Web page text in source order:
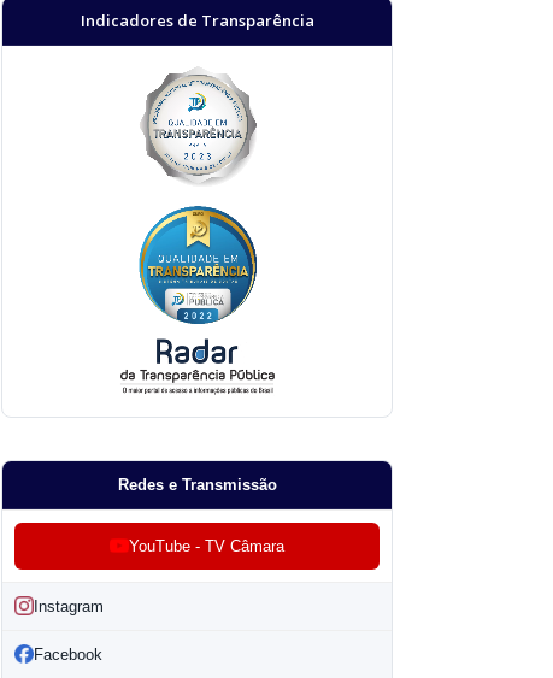
Indicadores de Transparência
Redes e Transmissão
YouTube - TV Câmara
Instagram
Facebook